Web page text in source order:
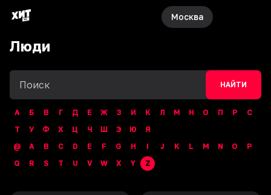
Москва
Люди
НАЙТИ
А Б В Г Д Е Ж З И К Л М Н О П Р
С
Т
У Ф Х Ц Ч Ш Э Ю
Я
@
A B C D E F G H I J K L M N O
P
Q
R S T U V W X Y Z